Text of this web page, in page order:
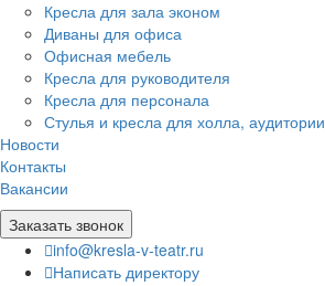
Кресла для зала эконом
Диваны для офиса
Офисная мебель
Кресла для руководителя
Кресла для персонала
Стулья и кресла для холла, аудитории
Новости
Контакты
Вакансии
Заказать звонок
info@kresla-v-teatr.ru
Написать директору